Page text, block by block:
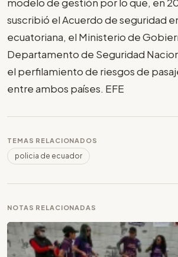
suscribió el Acuerdo de seguridad
ecuatoriana, el Ministerio de
Departamento de Seguridad
el perfilamiento de riesgos de
entre ambos países. EFE
TEMAS RELACIONADOS
policia de ecuador
NOTAS RELACIONADAS